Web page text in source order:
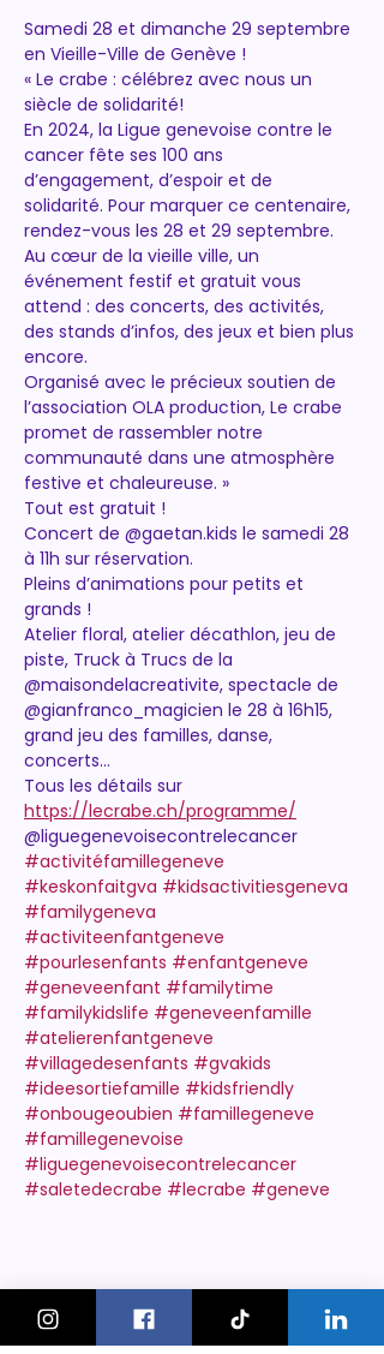
Samedi 28 et dimanche 29 septembre
en Vieille-Ville de Genève !
« Le crabe : célébrez avec nous un
siècle de solidarité!
En 2024, la Ligue genevoise contre le
cancer fête ses 100 ans
d’engagement, d’espoir et de
solidarité. Pour marquer ce centenaire,
rendez-vous les 28 et 29 septembre.
Au cœur de la vieille ville, un
événement festif et gratuit vous
attend : des concerts, des activités,
des stands d’infos, des jeux et bien plus
encore.
Organisé avec le précieux soutien de
l’association OLA production, Le crabe
promet de rassembler notre
communauté dans une atmosphère
festive et chaleureuse. »
Tout est gratuit !
Concert de @gaetan.kids le samedi 28
à 11h sur réservation.
Pleins d’animations pour petits et
grands !
Atelier floral, atelier décathlon, jeu de
piste, Truck à Trucs de la
@maisondelacreativite, spectacle de
@gianfranco_magicien le 28 à 16h15,
grand jeu des familles, danse,
concerts…
Tous les détails sur
https://lecrabe.ch/programme/
@liguegenevoisecontrelecancer
#activitéfamillegeneve
#keskonfaitgva #kidsactivitiesgeneva
#familygeneva
#activiteenfantgeneve
#pourlesenfants #enfantgeneve
#geneveenfant #familytime
#familykidslife #geneveenfamille
#atelierenfantgeneve
#villagedesenfants #gvakids
#ideesortiefamille #kidsfriendly
#onbougeoubien #famillegeneve
#famillegenevoise
#liguegenevoisecontrelecancer
#saletedecrabe #lecrabe #geneve